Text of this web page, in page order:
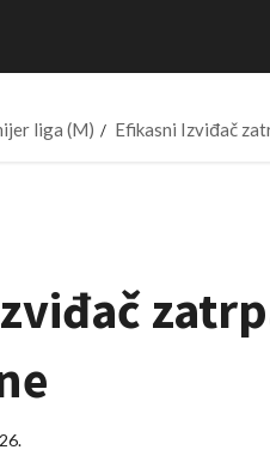
liga (M) Efikasni Izviđač